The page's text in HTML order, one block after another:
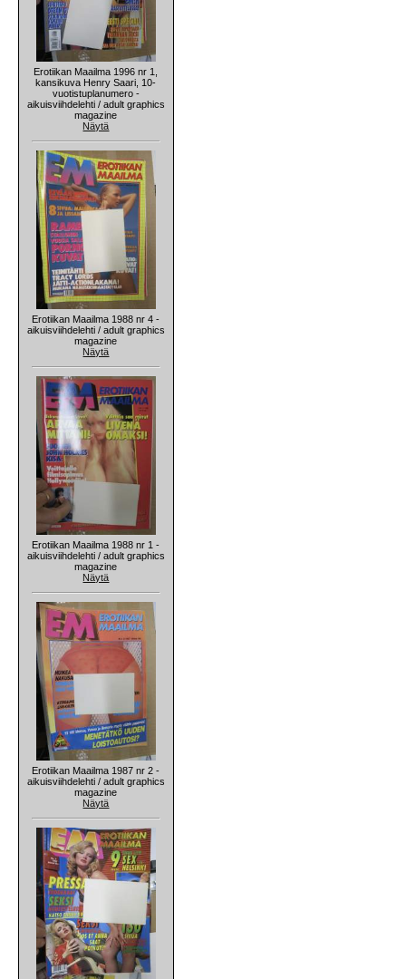
Erotiikan Maailma 1996 nr 1,
kansikuva Henry Saari, 10-
vuotistuplanumero -
aikuisviihdelehti / adult graphics
magazine
Näytä
Erotiikan Maailma 1988 nr 4 -
aikuisviihdelehti / adult graphics
magazine
Näytä
Erotiikan Maailma 1988 nr 1 -
aikuisviihdelehti / adult graphics
magazine
Näytä
Erotiikan Maailma 1987 nr 2 -
aikuisviihdelehti / adult graphics
magazine
Näytä